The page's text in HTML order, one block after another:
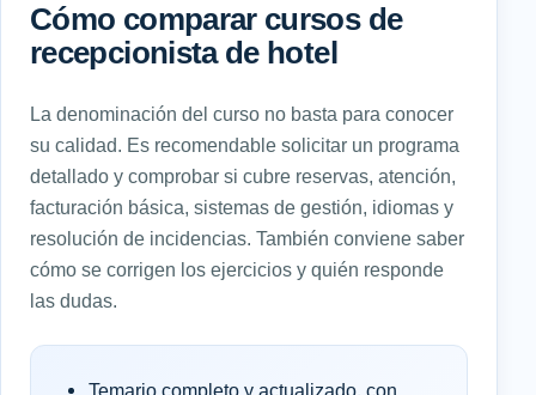
Cómo comparar cursos de
recepcionista de hotel
La denominación del curso no basta para conocer
su calidad. Es recomendable solicitar un programa
detallado y comprobar si cubre reservas, atención,
facturación básica, sistemas de gestión, idiomas y
resolución de incidencias. También conviene saber
cómo se corrigen los ejercicios y quién responde
las dudas.
Temario completo y actualizado, con